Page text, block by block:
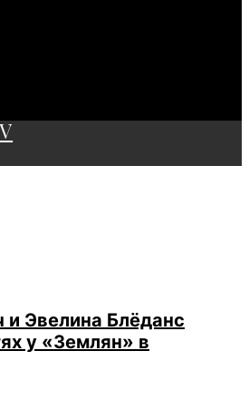
Эвелина Блёданс
у «Землян» в